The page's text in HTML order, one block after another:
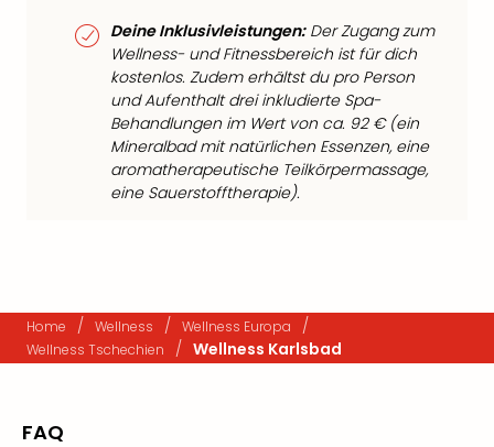
Deine Inklusivleistungen:Der Zugang zum
Wellness- und Fitnessbereich ist für dich
kostenlos. Zudem erhältst du pro Person
und Aufenthalt drei inkludierte Spa-
Behandlungen im Wert von ca. 92 € (ein
Mineralbad mit natürlichen Essenzen, eine
aromatherapeutische Teilkörpermassage,
eine Sauerstofftherapie).
Home / Wellness / Wellness Europa /
Wellness Tschechien / Wellness Karlsbad
FAQ